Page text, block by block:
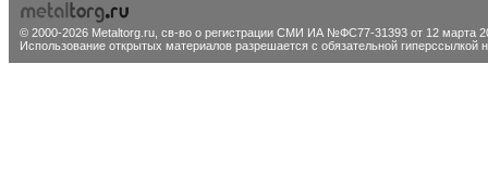
© 2000-2026 Metaltorg.ru, св-во о регистрации СМИ ИА №ФС77-31393 от 12 марта
Использование открытых материалов разрешается с обязательной гиперссылкой